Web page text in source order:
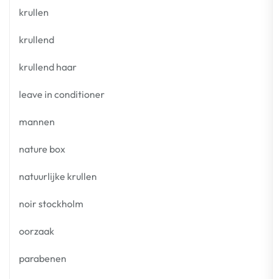
krullen
krullend
krullend haar
leave in conditioner
mannen
nature box
natuurlijke krullen
noir stockholm
oorzaak
parabenen